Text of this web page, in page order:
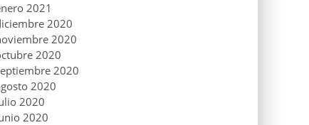
2021
2020
2020
2020
2020
2020
2020
2020